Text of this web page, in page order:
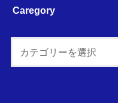
Caregory